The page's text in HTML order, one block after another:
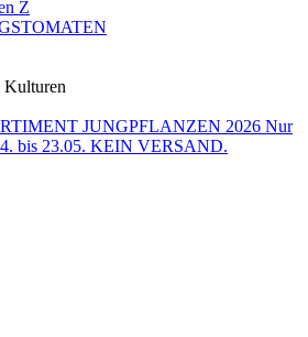
Z
Kulturen
JUNGPFLANZEN 2026 Nur
bis 23.05. KEIN VERSAND.